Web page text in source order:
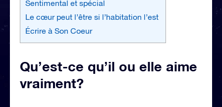
Sentimental et spécial
Le cœur peut l’être si l’habitation l’est
Écrire à Son Coeur
Qu’est-ce qu’il ou elle aime
vraiment?